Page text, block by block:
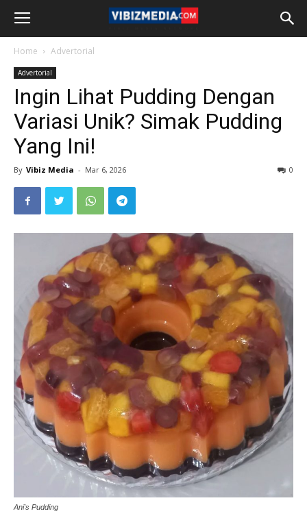
Home Advertorial
Advertorial
Ingin Lihat Pudding Dengan
Variasi Unik? Simak Pudding
Yang Ini!
By Vibiz Media - Mar 6, 2026 0
Ani's Pudding